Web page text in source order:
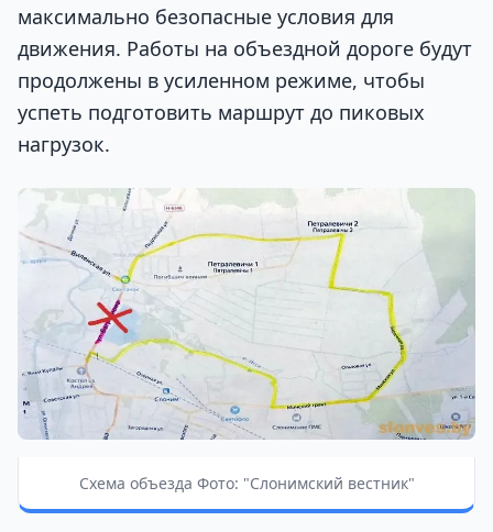
максимально безопасные условия для
движения. Работы на объездной дороге будут
продолжены в усиленном режиме, чтобы
успеть подготовить маршрут до пиковых
нагрузок.
Схема объезда Фото: "Слонимский вестник"